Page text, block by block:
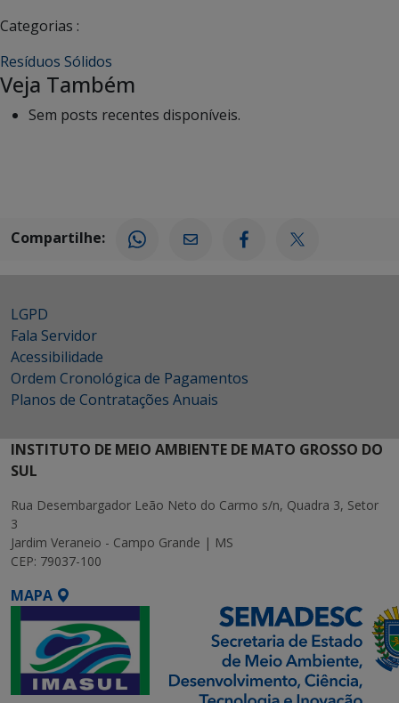
Categorias :
Resíduos Sólidos
Veja Também
Sem posts recentes disponíveis.
Compartilhe:
LGPD
Fala Servidor
Acessibilidade
Ordem Cronológica de Pagamentos
Planos de Contratações Anuais
INSTITUTO DE MEIO AMBIENTE DE MATO GROSSO DO
SUL
Rua Desembargador Leão Neto do Carmo s/n, Quadra 3, Setor
3
Jardim Veraneio - Campo Grande | MS
CEP: 79037-100
MAPA